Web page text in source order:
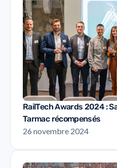
RailTech Awards 2024 :
Tarmac récompensés
26 novembre 2024